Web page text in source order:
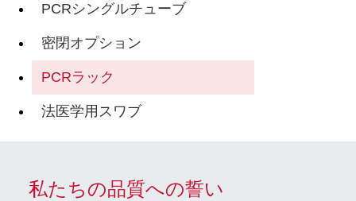
PCRシングルチューブ
密閉オプション
PCRラック
法医学用スワブ
私たちの品質への誓い